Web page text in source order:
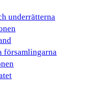
underrätterna
församlingarna